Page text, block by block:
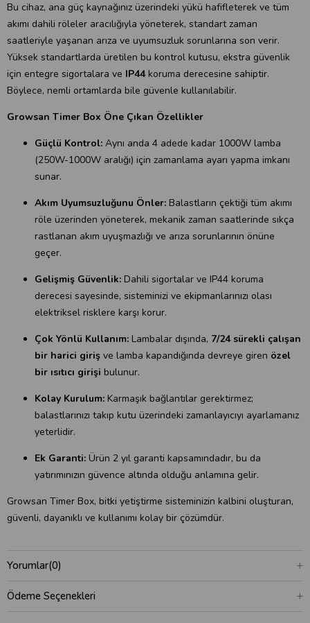
Bu cihaz, ana güç kaynağınız üzerindeki yükü hafifleterek ve tüm
akımı dahili röleler aracılığıyla yöneterek, standart zaman
saatleriyle yaşanan arıza ve uyumsuzluk sorunlarına son verir.
Yüksek standartlarda üretilen bu kontrol kutusu, ekstra güvenlik
için entegre sigortalara ve IP44koruma derecesine sahiptir.
Böylece, nemli ortamlarda bile güvenle kullanılabilir.
Growsan Timer Box Öne Çıkan Özellikler
Güçlü Kontrol: Aynı anda 4 adede kadar 1000W lamba
(250W-1000W aralığı) için zamanlama ayarı yapma imkanı
sunar.
Akım Uyumsuzluğunu Önler: Balastların çektiği tüm akımı
röle üzerinden yöneterek, mekanik zaman saatlerinde sıkça
rastlanan akım uyuşmazlığı ve arıza sorunlarının önüne
geçer.
Gelişmiş Güvenlik: Dahili sigortalar ve IP44 koruma
derecesi sayesinde, sisteminizi ve ekipmanlarınızı olası
elektriksel risklere karşı korur.
Çok Yönlü Kullanım: Lambalar dışında, 7/24 sürekli çalışan
bir harici giriş ve lamba kapandığında devreye giren özel
bir ısıtıcı girişi bulunur.
Kolay Kurulum: Karmaşık bağlantılar gerektirmez;
balastlarınızı takıp kutu üzerindeki zamanlayıcıyı ayarlamanız
yeterlidir.
Ek Garanti: Ürün 2 yıl garanti kapsamındadır, bu da
yatırımınızın güvence altında olduğu anlamına gelir.
Growsan Timer Box, bitki yetiştirme sisteminizin kalbini oluşturan,
güvenli, dayanıklı ve kullanımı kolay bir çözümdür.
Yorumlar(0)
Ödeme Seçenekleri